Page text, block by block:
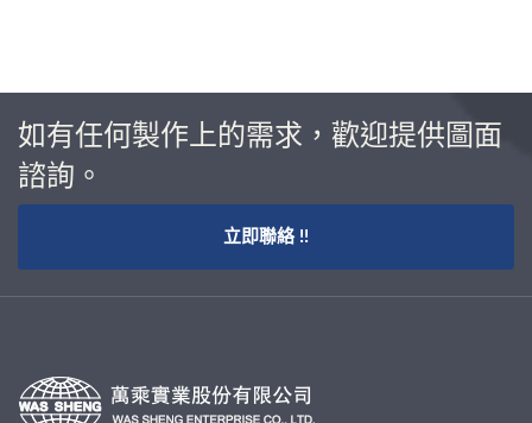
如有任何製作上的需求，歡迎提供圖面
諮詢。
立即聯絡 !!